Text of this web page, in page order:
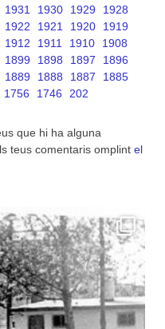
1931 1930 1929
1928
1922 1921 1920
1919
1912 1911 1910
1908
1899 1898 1897
1896
1889 1888 1887
1885
1756 1746 202
que hi ha alguna
teus comentaris omplint el